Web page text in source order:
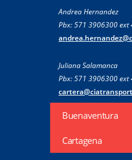
Andrea Hernandez
Pbx: 571 3906300 ext
Juliana Salamanca
Pbx: 571 3906300 ext
Buenaventura
Cartagena